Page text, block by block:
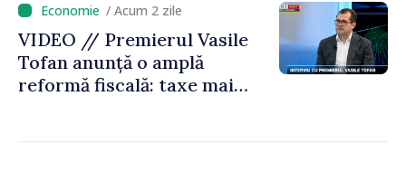
/ Acum 2 zile
VIDEO // Premierul Vasile
Tofan anunță o amplă
reformă fiscală: taxe mai